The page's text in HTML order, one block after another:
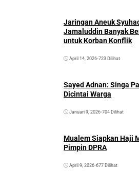
Jaringan Aneuk
Jamaluddin Banyak
untuk Korban Konflik
April 14, 2026•723 Dilihat
Sayed Adnan: Singa
Dicintai Warga
Januari 9, 2026•704 Dilihat
Mualem Siapkan Haji
Pimpin DPRA
April 9, 2026•677 Dilihat